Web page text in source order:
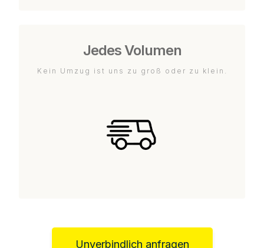
Jedes Volumen
Kein Umzug ist uns zu groß oder zu klein.
Unverbindlich anfragen